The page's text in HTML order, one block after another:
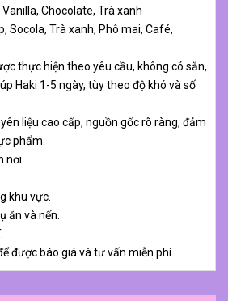
Chocolate, Trà xanh
Socola, Trà xanh, Phô mai, Café,
thực hiện theo yêu cầu, không có sẵn,
Haki 1-5 ngày, tùy theo độ khó và số
liệu cao cấp, nguồn gốc rõ ràng, đảm
phẩm.
nơi
khu vực.
ăn và nến.
được báo giá và tư vấn miễn phí.